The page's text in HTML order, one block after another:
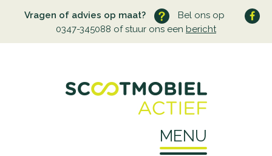
Vragen of advies op maat?
Bel ons op
0347-345088 of stuur ons een bericht
MENU